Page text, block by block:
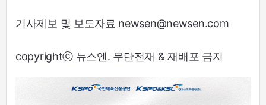
기사제보 및 보도자료 newsen@newsen.com
copyrightⓒ 뉴스엔. 무단전재 & 재배포 금지